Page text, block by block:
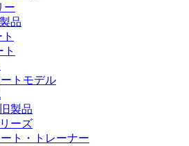
ー
品
ト
トモデル
製品
ーズ
ト・トレーナー